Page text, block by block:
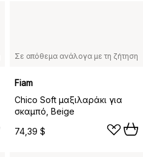
Σε απόθεμα ανάλογα με τη ζήτηση
Fiam
Chico Soft μαξιλαράκι για
σκαμπό, Beige
74,39 $